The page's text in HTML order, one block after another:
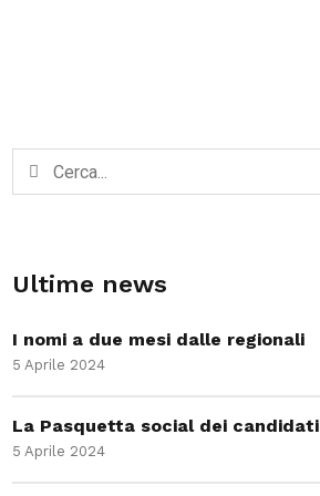
Ultime news
I nomi a due mesi dalle regionali
5 Aprile 2024
La Pasquetta social dei candidati
5 Aprile 2024